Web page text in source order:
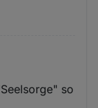
so